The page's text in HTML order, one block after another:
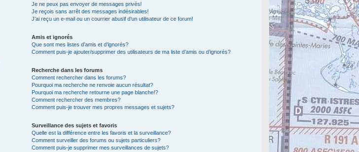
Je ne peux pas envoyer de messages privés!
Je reçois sans arrêt des messages indésirables!
J’ai reçu un e-mail ou un courrier abusif d’un utilisateur de ce forum!
Amis et ignorés
Que sont mes listes d’amis et d’ignorés?
Comment puis-je ajouter/supprimer des utilisateurs de ma liste d’amis ou d’ignorés?
Recherche dans les forums
Comment rechercher dans les forums?
Pourquoi ma recherche ne renvoie aucun résultat?
Pourquoi ma recherche retourne une page blanche!?
Comment rechercher des membres?
Comment puis-je trouver mes propres messages et sujets?
Surveillance des sujets et favoris
Quelle est la différence entre les favoris et la surveillance?
Comment surveiller des forums ou sujets particuliers?
Comment puis-je supprimer mes surveillances de sujets?